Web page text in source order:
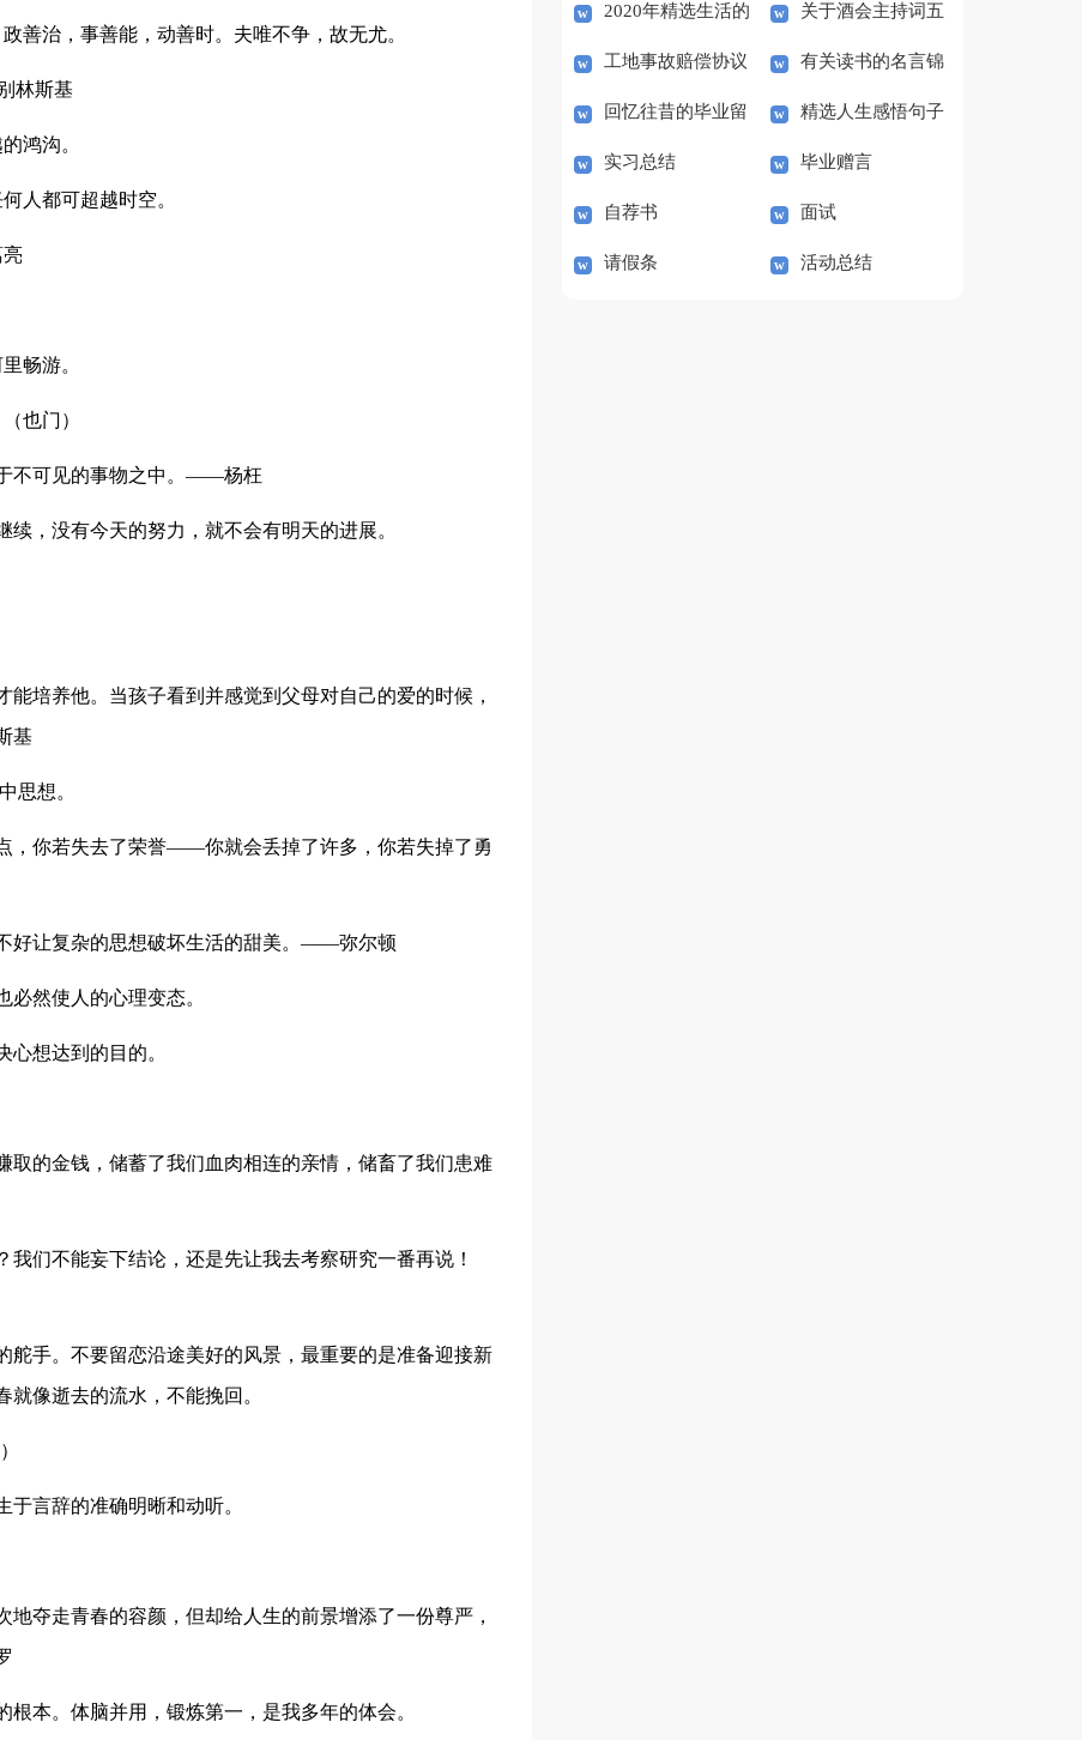
善治，事善能，动善时。夫唯不争，故无尤。
林斯基
鸿沟。
人都可超越时空。
畅游。
也门）
不可见的事物之中。——杨枉
，没有今天的努力，就不会有明天的进展。
培养他。当孩子看到并感觉到父母对自己的爱的时候，
基
思想。
你若失去了荣誉——你就会丢掉了许多，你若失掉了勇
好让复杂的思想破坏生活的甜美。——弥尔顿
然使人的心理变态。
心想达到的目的。
取的金钱，储蓄了我们血肉相连的亲情，储畜了我们患难
我们不能妄下结论，还是先让我去考察研究一番再说！
舵手。不要留恋沿途美好的风景，最重要的是准备迎接新
像逝去的流水，不能挽回。
言辞的准确明晰和动听。
地夺走青春的容颜，但却给人生的前景增添了一份尊严，
本。体脑并用，锻炼第一，是我多年的体会。
议书小学8篇 书汇编7篇
2020年精选生活的
名言汇编79句
关于酒会主持词五
篇
工地事故赔偿协议
书
有关读书的名言锦
集36句
回忆往昔的毕业留
言
精选人生感悟句子
汇编48句
实习总结 毕业赠言
自荐书 面试
请假条 活动总结